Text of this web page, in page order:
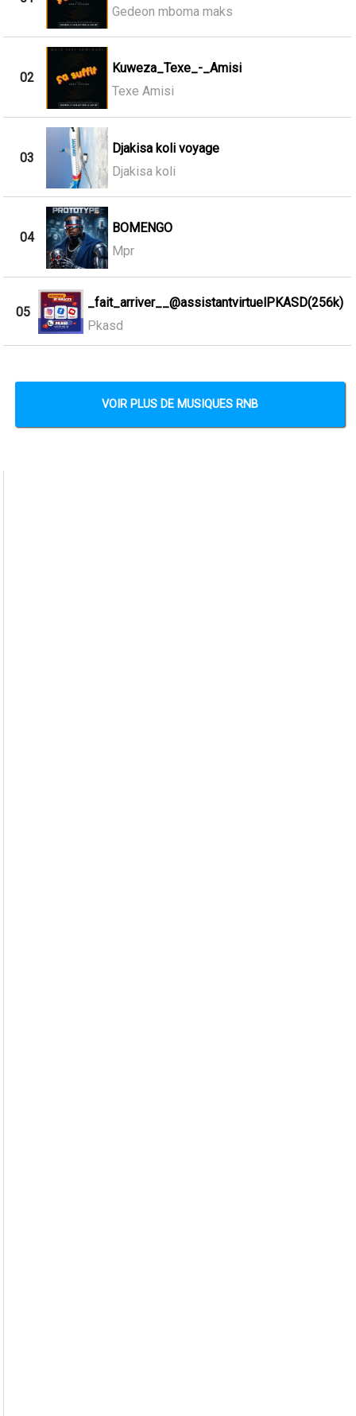
Gedeon mboma maks
02
Kuweza_Texe_-_Amisi
Texe Amisi
03
Djakisa koli voyage
Djakisa koli
04
BOMENGO
Mpr
05
_fait_arriver__@assistantvirtuelPKASD(256k)
Pkasd
VOIR PLUS DE MUSIQUES RNB